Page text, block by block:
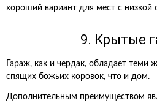
хороший вариант для мест с низкой
9. Крытые
Гараж, как и чердак, обладает
спящих божьих коровок, что и дом.
Дополнительным преимуществом